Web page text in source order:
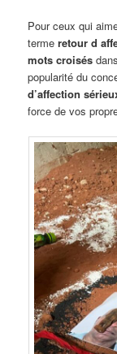
Pour ceux qui
termeretour d
mots croisés
popularité du
d’affection
force de vos